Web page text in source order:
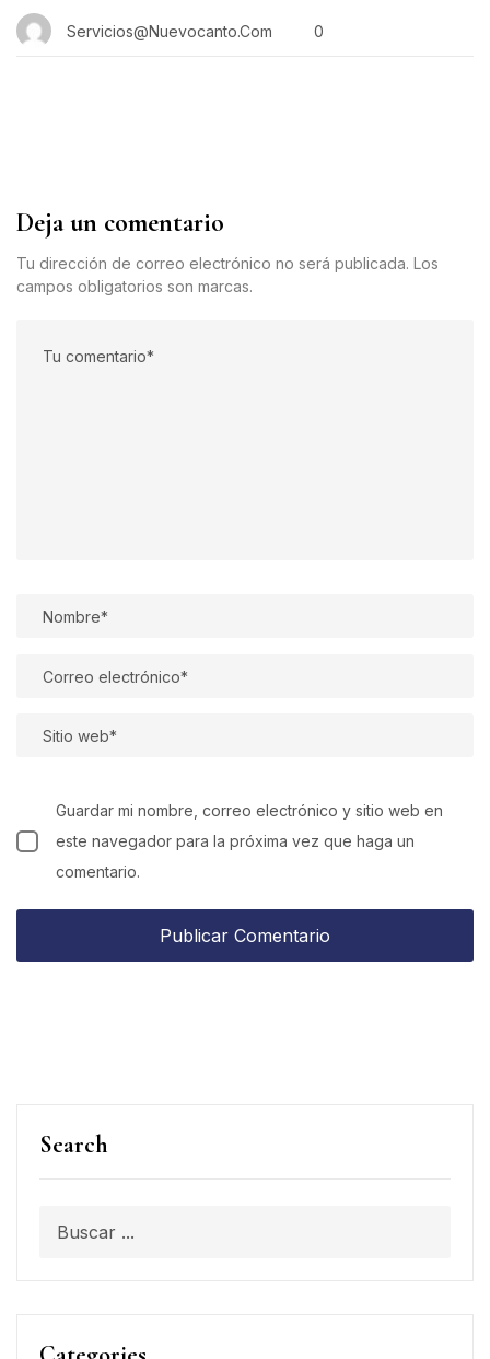
Search
Servicios@nuevocanto.com 0
Deja un comentario
Tu dirección de correo electrónico no será publicada. Los
campos obligatorios son marcas.
Guardar mi nombre, correo electrónico y sitio web en
este navegador para la próxima vez que haga un
comentario.